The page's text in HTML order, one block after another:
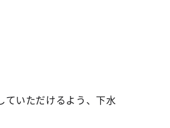
ていただけるよう、下水